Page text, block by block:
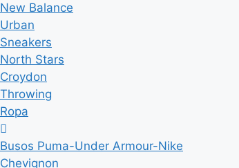
New Balance
Urban
Sneakers
North Stars
Croydon
Throwing
Ropa
Busos Puma-Under Armour-Nike
Chevignon